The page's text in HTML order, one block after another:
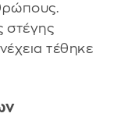
στέγης
τέθηκε